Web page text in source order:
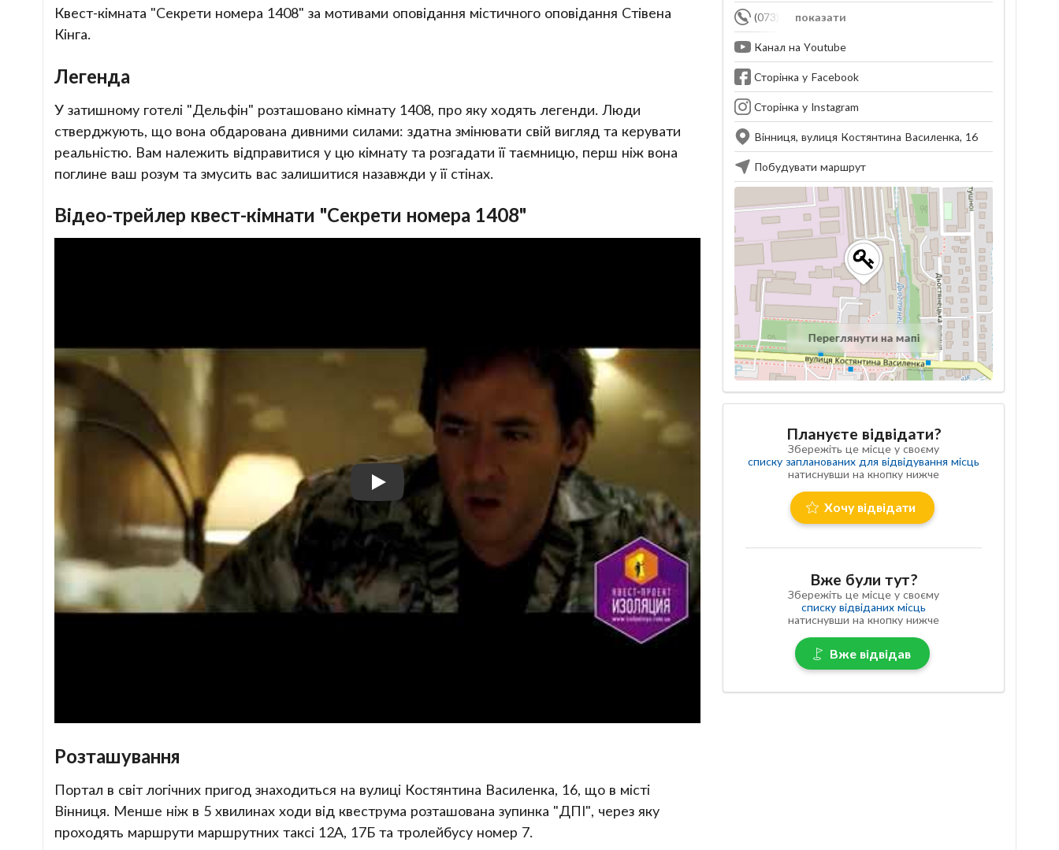
Квест-кімната "Секрети номера 1408" за мотивами оповідання містичного оповідання Стівена
Кінга.
Легенда
У затишному готелі "Дельфін" розташовано кімнату 1408, про яку ходять легенди. Люди
стверджують, що вона обдарована дивними силами: здатна змінювати свій вигляд та керувати
реальністю. Вам належить відправитися у цю кімнату та розгадати її таємницю, перш ніж вона
поглине ваш розум та змусить вас залишитися назавжди у її стінах.
Відео-трейлер квест-кімнати "Секрети номера 1408"
Розташування
Портал в світ логічних пригод знаходиться на вулиці Костянтина Василенка, 16, що в місті
Вінниця. Менше ніж в 5 хвилинах ходи від квеструма розташована зупинка "ДПІ", через яку
проходять маршрути маршрутних таксі 12А, 17Б та тролейбусу номер 7.
показати
(073) 228-54-85
Канал на Youtube
Сторінка у Facebook
Сторінка у Instagram
Вінниця, вулиця Костянтина Василенка, 16
Побудувати маршрут
Переглянути на мапі
Плануєте відвідати?
Збережіть це місце у своєму
списку запланованих для відвідування місць
натиснувши на кнопку нижче
Хочу відвідати
Вже були тут?
Збережіть це місце у своєму
списку відвіданих місць
натиснувши на кнопку нижче
Вже відвідав